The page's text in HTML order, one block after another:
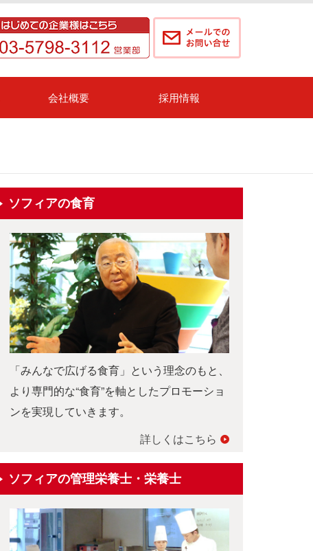
会社概要 採用情報
ソフィアの食育
「みんなで広げる食育」という理念のもと、
より専門的な“食育”を軸としたプロモーショ
ンを実現していきます。
詳しくはこちら
ソフィアの管理栄養士・栄養士